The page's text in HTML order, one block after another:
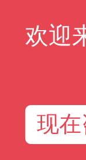
欢迎
现在